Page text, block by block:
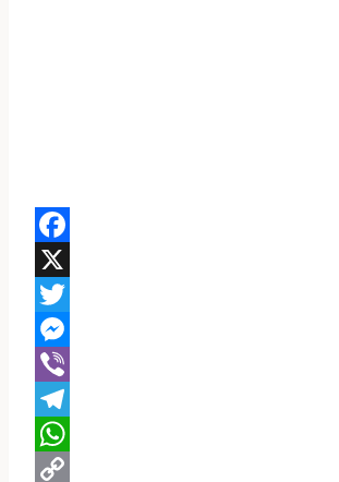
Facebook
X
Twitter
Messenger
Viber
Telegram
WhatsApp